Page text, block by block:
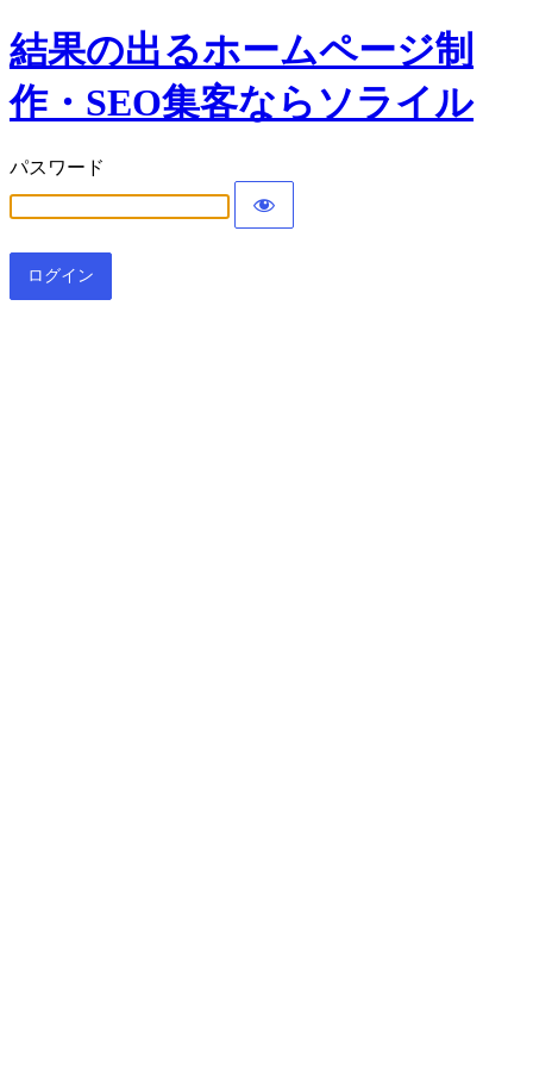
結果の出るホームページ制
作・SEO集客ならソライル
パスワード